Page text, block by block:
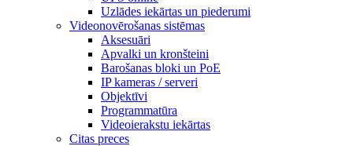
Uzlādes iekārtas un piederumi
Videonovērošanas sistēmas
Aksesuāri
Apvalki un kronšteini
Barošanas bloki un PoE
IP kameras / serveri
Objektīvi
Programmatūra
Videoierakstu iekārtas
Citas preces